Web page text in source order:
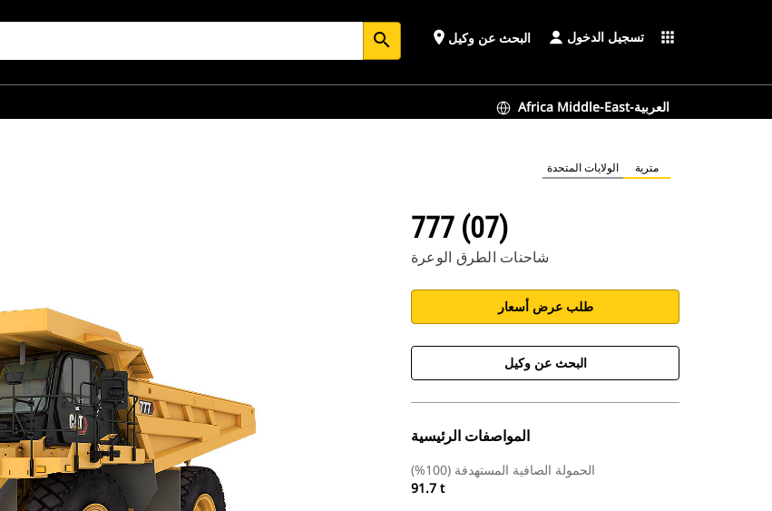
search place البحث عن وكيل تسجيل الدخول apps
Africa Middle-East-العربية
الولايات المتحدة مترية
777 (07)
شاحنات الطرق الوعرة
طلب عرض أسعار
البحث عن وكيل
المواصفات الرئيسية
الحمولة الصافية المستهدفة (100%)
91.7 t